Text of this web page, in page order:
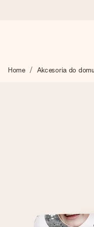
Tworzymy Twój
Nasze prezenty
Stwórz coś
Home Akcesoria do domu